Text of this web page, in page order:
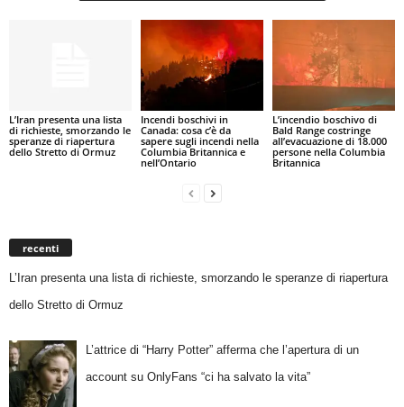
L’Iran presenta una lista
di richieste, smorzando le
speranze di riapertura
dello Stretto di Ormuz
Incendi boschivi in
Canada: cosa c’è da
sapere sugli incendi nella
Columbia Britannica e
nell’Ontario
L’incendio boschivo di
Bald Range costringe
all’evacuazione di 18.000
persone nella Columbia
Britannica
recenti
L’Iran presenta una lista di richieste, smorzando le speranze di riapertura
dello Stretto di Ormuz
L’attrice di “Harry Potter” afferma che l’apertura di un
account su OnlyFans “ci ha salvato la vita”